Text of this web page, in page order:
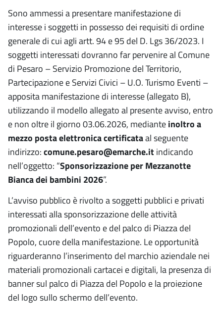
Sono ammessi a presentare manifestazione di
interesse i soggetti in possesso dei requisiti di ordine
generale di cui agli artt. 94 e 95 del D. Lgs 36/2023. I
soggetti interessati dovranno far pervenire al Comune
di Pesaro – Servizio Promozione del Territorio,
Partecipazione e Servizi Civici – U.O. Turismo Eventi –
apposita manifestazione di interesse (allegato B),
utilizzando il modello allegato al presente avviso, entro
e non oltre il giorno 03.06.2026, medianteinoltro a
mezzo posta elettronica certificataal seguente
indirizzo:comune.pesaro@emarche.itindicando
nell’oggetto: “Sponsorizzazione per Mezzanotte
Bianca dei bambini 2026”.
L’avviso pubblico è rivolto a soggetti pubblici e privati
interessati alla sponsorizzazione delle attività
promozionali dell’evento e del palco di Piazza del
Popolo, cuore della manifestazione. Le opportunità
riguarderanno l’inserimento del marchio aziendale nei
materiali promozionali cartacei e digitali, la presenza di
banner sul palco di Piazza del Popolo e la proiezione
del logo sullo schermo dell’evento.